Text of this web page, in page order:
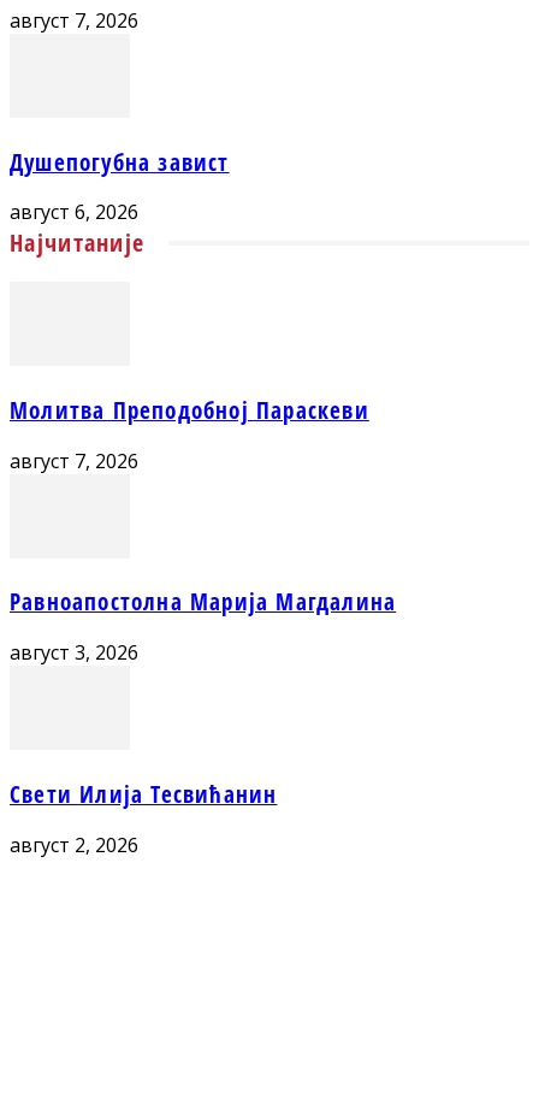
август 7, 2026
Душепогубна завист
август 6, 2026
Најчитаније
Молитва Преподобној Параскеви
август 7, 2026
Равноапостолна Марија Магдалина
август 3, 2026
Свети Илија Тесвићанин
август 2, 2026